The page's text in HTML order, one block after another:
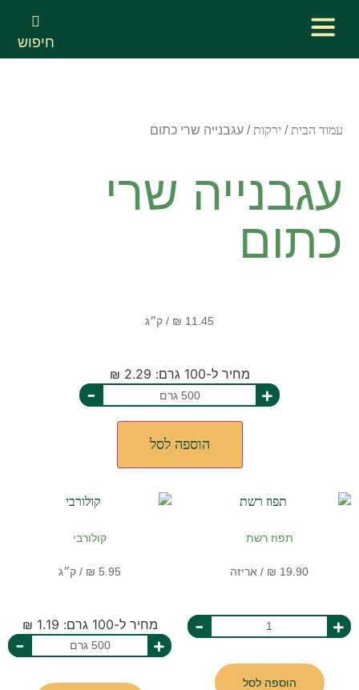
חיפוש
עמוד הבית / ירקות / עגבנייה שרי כתום
עגבנייה שרי
כתום
מחיר ל-100 גרם: 2.29 ₪
+
-
הוספה לסל
תפוז רשת
+
-
הוספה לסל
קולורבי
מחיר ל-100 גרם: 1.19 ₪
+
-